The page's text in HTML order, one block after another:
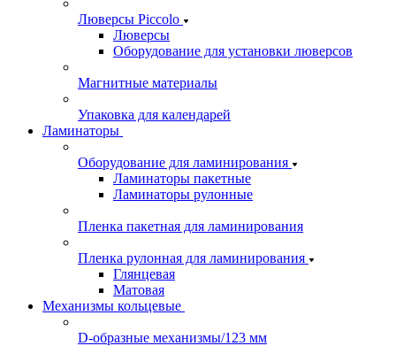
Люверсы Piccolo
Люверсы
Оборудование для установки люверсов
Магнитные материалы
Упаковка для календарей
Ламинаторы
Оборудование для ламинирования
Ламинаторы пакетные
Ламинаторы рулонные
Пленка пакетная для ламинирования
Пленка рулонная для ламинирования
Глянцевая
Матовая
Механизмы кольцевые
D-образные механизмы/123 мм